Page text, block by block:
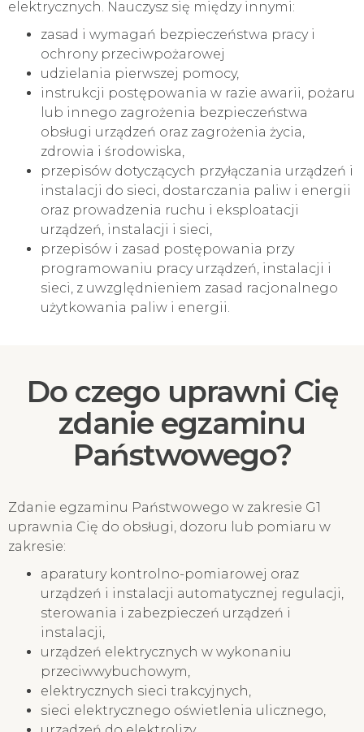
elektrycznych. Nauczysz się między innymi:
zasad i wymagań bezpieczeństwa pracy i
ochrony przeciwpożarowej
udzielania pierwszej pomocy,
instrukcji postępowania w razie awarii, pożaru
lub innego zagrożenia bezpieczeństwa
obsługi urządzeń oraz zagrożenia życia,
zdrowia i środowiska,
przepisów dotyczących przyłączania urządzeń i
instalacji do sieci, dostarczania paliw i energii
oraz prowadzenia ruchu i eksploatacji
urządzeń, instalacji i sieci,
przepisów i zasad postępowania przy
programowaniu pracy urządzeń, instalacji i
sieci, z uwzględnieniem zasad racjonalnego
użytkowania paliw i energii.
Do czego uprawni Cię
zdanie egzaminu
Państwowego?
Zdanie egzaminu Państwowego w zakresie G1
uprawnia Cię do obsługi, dozoru lub pomiaru w
zakresie:
aparatury kontrolno-pomiarowej oraz
urządzeń i instalacji automatycznej regulacji,
sterowania i zabezpieczeń urządzeń i
instalacji,
urządzeń elektrycznych w wykonaniu
przeciwwybuchowym,
elektrycznych sieci trakcyjnych,
sieci elektrycznego oświetlenia ulicznego,